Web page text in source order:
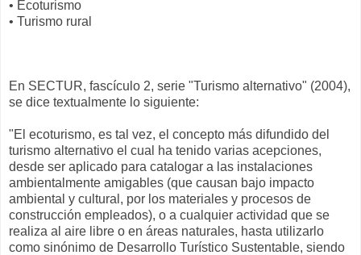
• Ecoturismo
• Turismo rural
En SECTUR, fascículo 2, serie "Turismo alternativo" (2004),
se dice textualmente lo siguiente:
"El ecoturismo, es tal vez, el concepto más difundido del
turismo alternativo el cual ha tenido varias acepciones,
desde ser aplicado para catalogar a las instalaciones
ambientalmente amigables (que causan bajo impacto
ambiental y cultural, por los materiales y procesos de
construcción empleados), o a cualquier actividad que se
realiza al aire libre o en áreas naturales, hasta utilizarlo
como sinónimo de Desarrollo Turístico Sustentable, siendo